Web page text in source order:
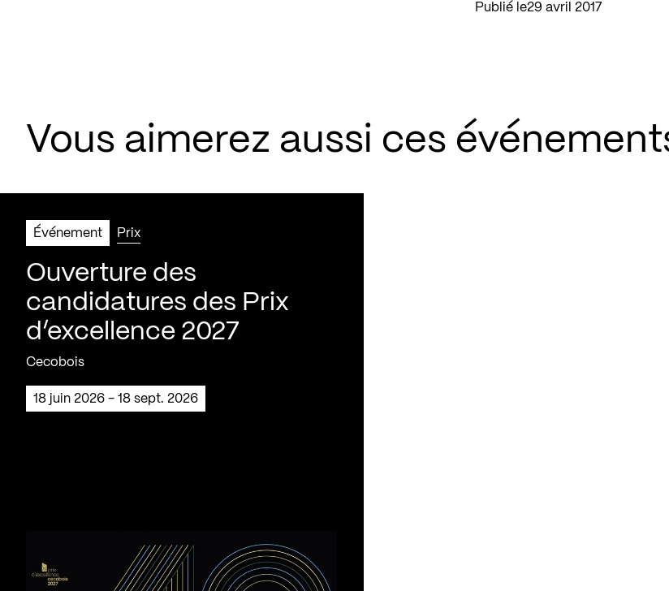
Publié le 29 avril 2017
Vous aimerez aussi ces
Événement Prix
Ouverture des
candidatures des Prix
d’excellence 2027
Cecobois
18 juin 2026 - 18 sept. 2026